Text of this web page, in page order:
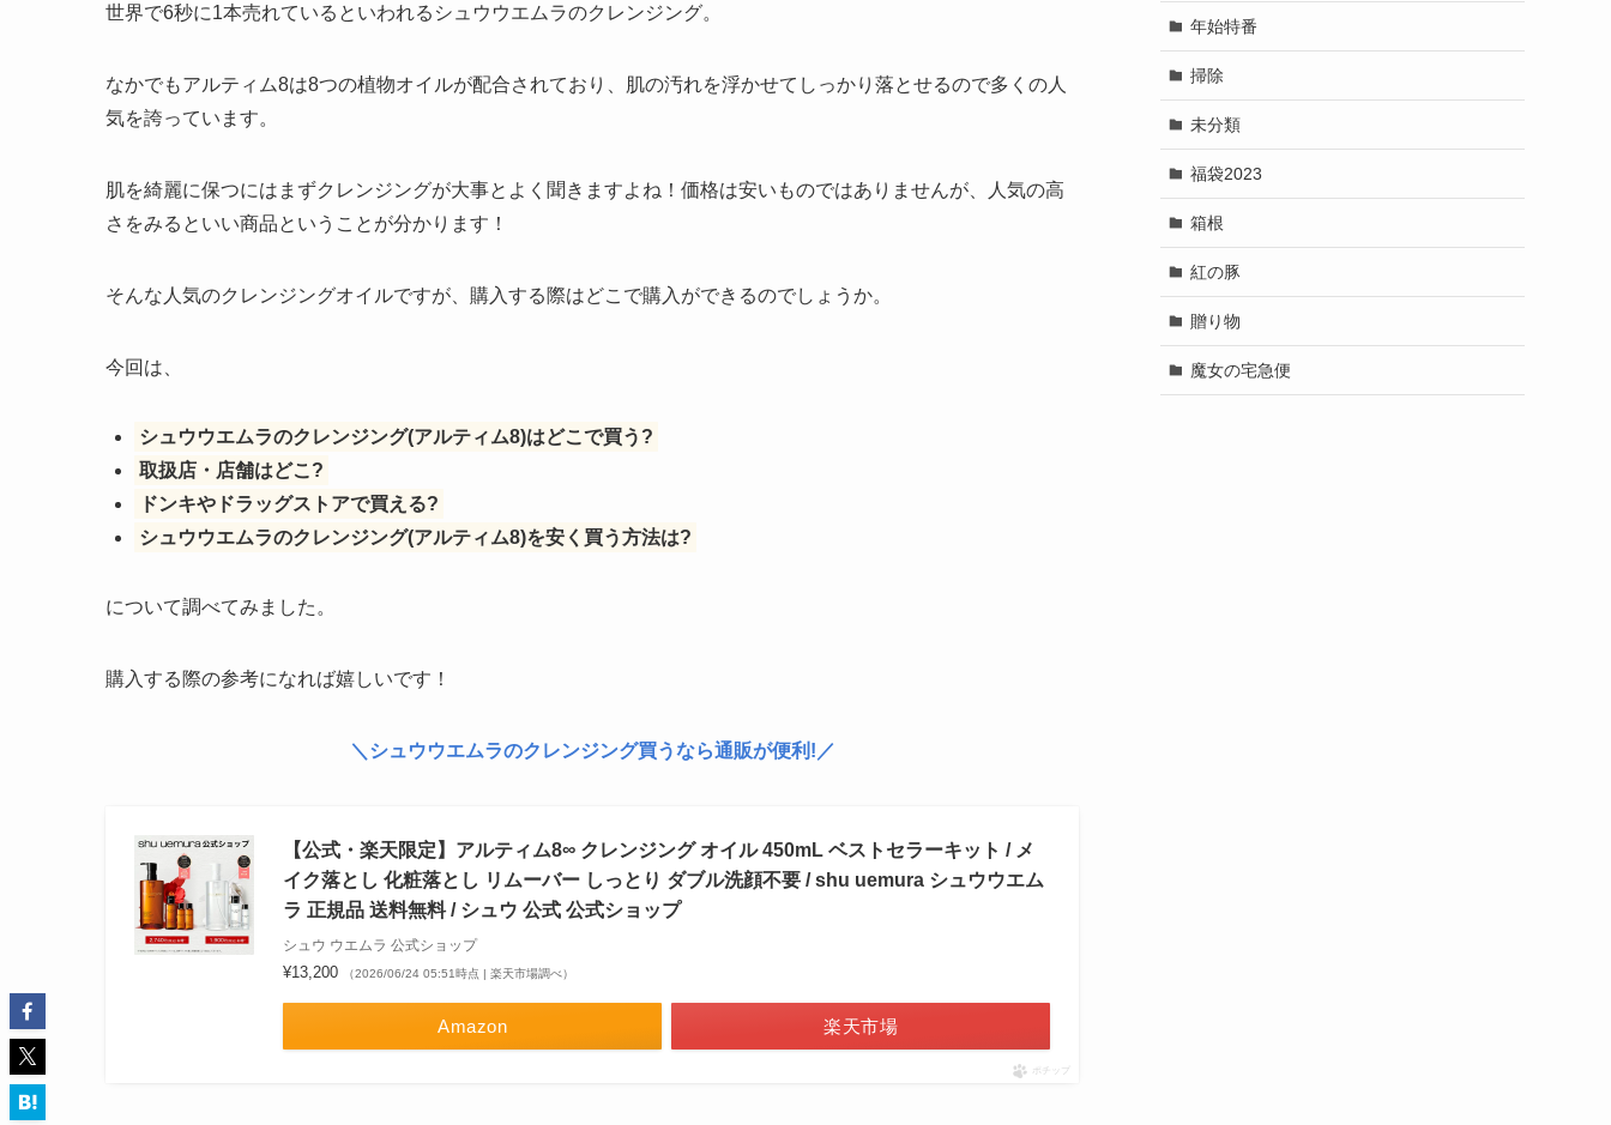
世界で6秒に1本売れているといわれるシュウウエムラのクレンジング。
なかでもアルティム8は8つの植物オイルが配合されており、肌の汚れを浮かせてしっかり落とせるので多くの人
気を誇っています。
肌を綺麗に保つにはまずクレンジングが大事とよく聞きますよね！価格は安いものではありませんが、人気の高
さをみるといい商品ということが分かります！
そんな人気のクレンジングオイルですが、購入する際はどこで購入ができるのでしょうか。
今回は、
シュウウエムラのクレンジング(アルティム8)はどこで買う?
取扱店・店舗はどこ?
ドンキやドラッグストアで買える?
シュウウエムラのクレンジング(アルティム8)を安く買う方法は?
について調べてみました。
購入する際の参考になれば嬉しいです！
＼シュウウエムラのクレンジング買うなら通販が便利!／
【公式・楽天限定】アルティム8∞ クレンジング オイル 450mL ベストセラーキット / メ
イク落とし 化粧落とし リムーバー しっとり ダブル洗顔不要 / shu uemura シュウウエム
ラ 正規品 送料無料 / シュウ 公式 公式ショップ
シュウ ウエムラ 公式ショップ
¥13,200 （2026/06/24 05:51時点 | 楽天市場調べ）
Amazon 楽天市場
ポチップ
年始特番
掃除
未分類
福袋2023
箱根
紅の豚
贈り物
魔女の宅急便